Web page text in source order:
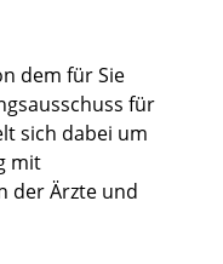
dem für Sie
für
sich dabei um
mit
der Ärzte und